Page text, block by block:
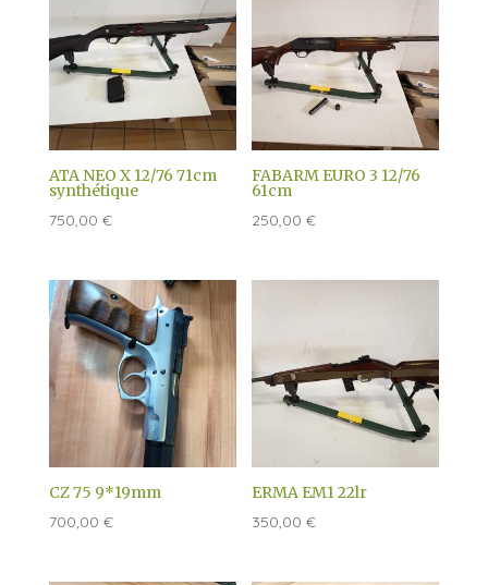
ATA NEO X 12/76 71cm
synthétique
750,00 €
FABARM EURO 3 12/76
61cm
250,00€
CZ 75 9*19mm
700,00 €
ERMA EM1 22lr
350,00€